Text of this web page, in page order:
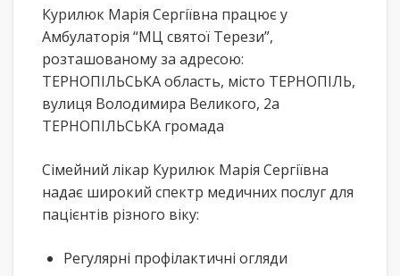
Курилюк Марія Сергіївна працює у
Амбулаторія “МЦ святої Терези”,
розташованому за адресою:
ТЕРНОПІЛЬСЬКА область, місто ТЕРНОПІЛЬ,
вулиця Володимира Великого, 2а
ТЕРНОПІЛЬСЬКА громада
Сімейний лікар Курилюк Марія Сергіївна
надає широкий спектр медичних послуг для
пацієнтів різного віку:
Регулярні профілактичні огляди